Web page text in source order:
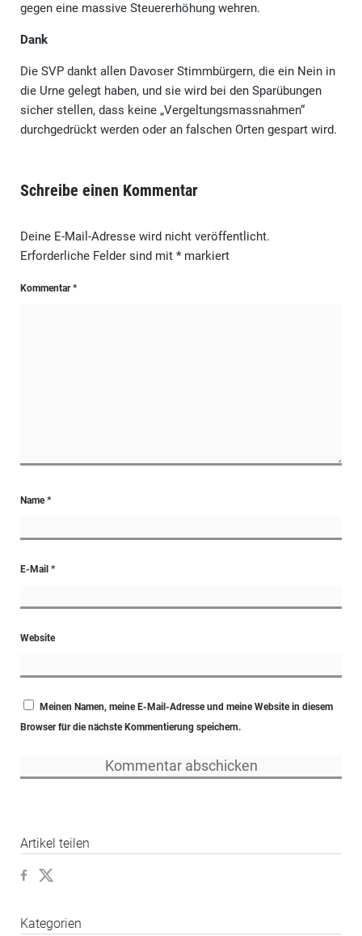
gegen eine massive Steuererhöhung wehren.
Dank
Die SVP dankt allen Davoser Stimmbürgern, die ein Nein in
die Urne gelegt haben, und sie wird bei den Sparübungen
sicher stellen, dass keine „Vergeltungsmassnahmen“
durchgedrückt werden oder an falschen Orten gespart wird.
Schreibe einen Kommentar
Deine E-Mail-Adresse wird nicht veröffentlicht.
Erforderliche Felder sind mit *markiert
Kommentar*
Name*
E-Mail *
Website
Meinen Namen, meine E-Mail-Adresse und meine Website in diesem
Browser für die nächste Kommentierung speichern.
Artikel teilen
Kategorien